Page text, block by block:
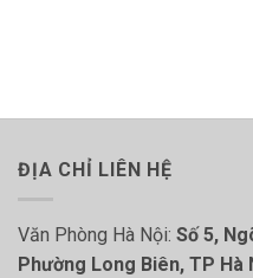
ĐỊA CHỈ LIÊN HỆ
Văn Phòng Hà Nội: Số 5,
Phường Long Biên, TP Hà